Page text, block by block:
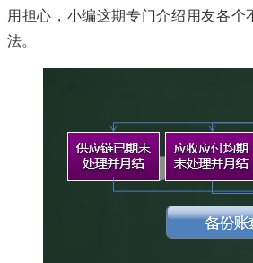
用担心，小编这期专门介绍用友各个
法。